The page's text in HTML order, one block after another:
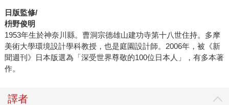
日版監修/
枡野俊明
1953年生於神奈川縣。曹洞宗德雄山建功寺第十八世住持。多摩
美術大學環境設計學科教授，也是庭園設計師。2006年，被《新
聞週刊》日本版選為「深受世界尊敬的100位日本人」，有多本著
作。
譯者